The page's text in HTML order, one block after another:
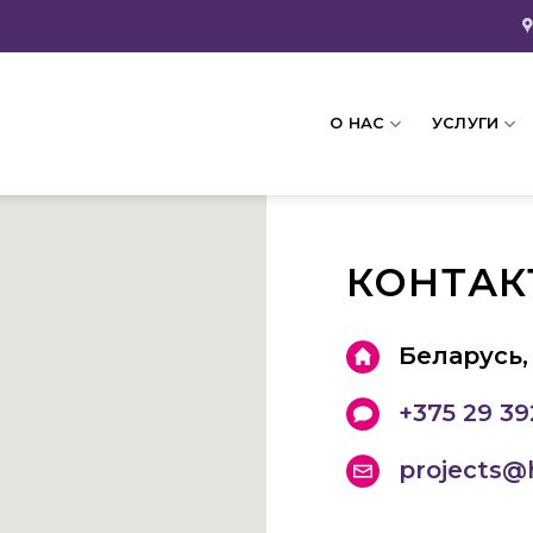
О НАС УСЛУГИ
+375 29